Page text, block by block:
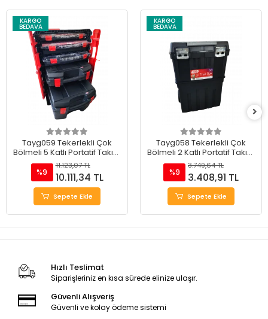
KARGO
BEDAVA
Tayg059 Tekerlekli Çok
Bölmeli 5 Katlı Portatif Takım
Çantası 20"
%9
11.123,07 TL
10.111,34 TL
Sepete Ekle
KARGO
BEDAVA
Tayg058 Tekerlekli Çok
Bölmeli 2 Katlı Portatif Takım
Çantası 18.5"
%9
3.749,64 TL
3.408,91 TL
Sepete Ekle
Hızlı Teslimat
Siparişleriniz en kısa sürede elinize ulaşır.
Güvenli Alışveriş
Güvenli ve kolay ödeme sistemi